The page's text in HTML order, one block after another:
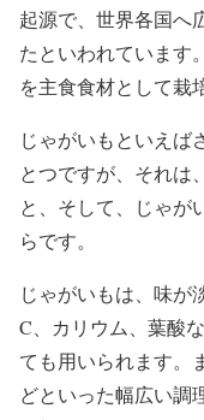
起源で、世界各国へ
たといわれています
を主食食材として栽
じゃがいもといえば
とつですが、それは
と、そして、じゃが
らです。
じゃがいもは、味が
C、カリウム、葉酸
ても用いられます。
どといった幅広い調